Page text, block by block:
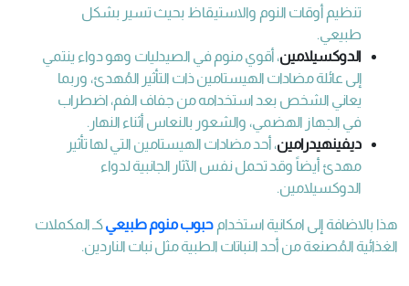
تنظيم أوقات النوم والاستيقاظ بحيث تسير بشكل
طبيعي.
الدوكسيلامين، أقوي منوم في الصيدليات وهو دواء ينتمي
إلى عائلة مضادات الهيستامين ذات التأثير المُهدئ، وربما
يعاني الشخص بعد استخدامه من جفاف الفم، اضطراب
في الجهاز الهضمي، والشعور بالنعاس أثناء النهار.
ديفينهيدرامين، أحد مضادات الهيستامين التي لها تأثير
مهدئ أيضاً وقد تحمل نفس الآثار الجانبية لدواء
الدوكسيلامين.
هذا بالاضافة إلى امكانية استخدام حبوب منوم طبيعيكـ المكملات
الغذائية المُصنعة من أحد النباتات الطبية مثل نبات الناردين.